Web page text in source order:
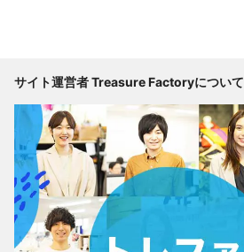
サイト運営者 Treasure Factoryについて